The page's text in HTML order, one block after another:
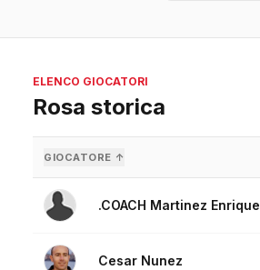
ELENCO GIOCATORI
Rosa storica
GIOCATORE ↑
.COACH Martinez Enrique
Cesar Nunez